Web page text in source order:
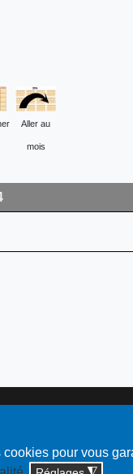
pour vous
Aller au
mois